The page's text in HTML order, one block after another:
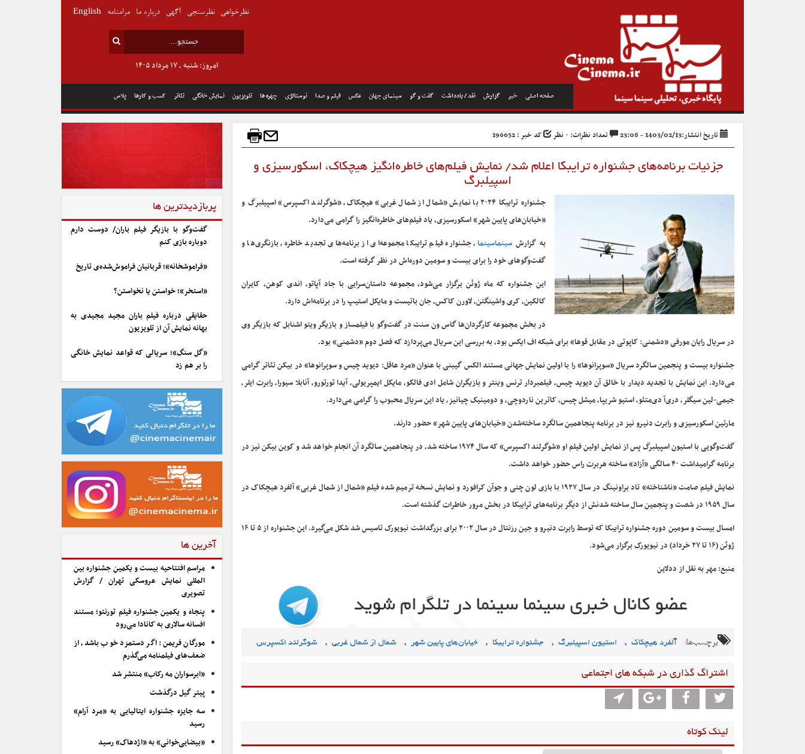
صفحه اصلی خبر گزارش نقد / یادداشت گفت و گو سینمای جهان عکس فیلم و صدا نوستالژی چهره ها تلویزیون نمایش خانگی تئاتر کسب و کارها پلاس
امروز: شنبه , ۱۷ مرداد ۱۴۰۵
نظرخواهی نظرسنجی آگهی درباره ما مرامنامه English
تاریخ انتشار:1403/02/13 - 23:08 تعداد نظرات: ۰ نظر کد خبر : 196652
جزئیات برنامه‌های جشنواره ترایبکا اعلام شد/ نمایش فیلم‌های خاطره‌انگیز هیچکاک، اسکورسیزی و
اسپیلبرگ
جشنواره ترایبکا ۲۰۲۴ با نمایش «شمال از شمال غربی» هیچکاک، «شوگرلند اکسپرس» اسپیلبرگ و
«خیابان‌های پایین شهر» اسکورسیزی، یاد فیلم‌های خاطره‌انگیز را گرامی می‌دارد.
به گزارش سینماسینما، جشنواره فیلم ترایبکا مجموعه‌ای از برنامه‌های تجدید خاطره، بازنگری‌ها و
گفت‌وگوهای خود را برای بیست و سومین دوره‌اش در نظر گرفته است.
این جشنواره که ماه ژوئن برگزار می‌شود، مجموعه داستان‌سرایی با جاد آپاتو، اندی کوهن، کایران
کالکین، کری واشینگتن، لاورن کاکس، جان باتیست و مایکل استیپ را در برنامه‌اش دارد.
در بخش مجموعه کارگردان‌ها گاس ون سنت در گفت‌وگو با فیلمساز و بازیگر ویتو اشنابل که بازیگر وی
در سریال رایان مورفی «دشمنی: کاپوتی در مقابل قوها» برای شبکه اف ایکس بود، به بررسی این سریال می‌پردازد که فصل دوم «دشمنی» بود.
جشنواره بیست و پنجمین سالگرد سریال «سوپرانوها» را با اولین نمایش جهانی مستند الکس گیبنی با عنوان «مرد عاقل: دیوید چیس و سوپرانوها» در بیکن تئاتر گرامی
می‌دارد. این نمایش با تجدید دیدار با خالق آن دیوید چیس، فیلمبردار ترنس وینتر و بازیگران شامل ادی فالکو، مایکل ایمپریولی، آیدا تورتورو، آنابلا سیورا، رابرت ایلر،
جیمی-لین سیگلر، دری‌آ دی‌متئو، استیو شریپا، میشل چیس، کاترین ناردوچی، و دومینیک چیانیز، یاد این سریال محبوب را گرامی می‌دارد.
مارتین اسکورسیزی و رابرت دنیرو نیز در برنامه پنجاهمین سالگرد ساخته‌شدن «خیابان‌های پایین شهر» حضور دارند.
گفت‌وگویی با استیون اسپیلبرگ پس از نمایش اولین فیلم او «شوگرلند اکسپرس» که سال ۱۹۷۴ ساخته شد، در پنجاهمین سالگرد آن انجام خواهد شد و کوین بیکن نیز در
برنامه گرامیداشت ۴۰ سالگی «آزاد» ساخته هربرت راس حضور خواهد داشت.
نمایش فیلم صامت «ناشناخته» تاد براونینگ در سال ۱۹۲۷ با بازی لون چنی و جوآن کرافورد و نمایش نسخه ترمیم شده فیلم «شمال از شمال غربی» آلفرد هیچکاک در
سال ۱۹۵۹ در شصت و پنجمین سال ساخته شدنش از دیگر برنامه‌های ترایبکا در بخش مرور خاطرات گذشته است.
امسال بیست و سومین دوره جشنواره ترایبکا که توسط رابرت دنیرو و جین رزنتال در سال ۲۰۰۲ برای بزرگداشت نیویورک تاسیس شد شکل می‌گیرد. این جشنواره از ۵ تا ۱۶
ژوئن (۱۶ تا ۲۷ خرداد) در نیویورک برگزار می‌شود.
منبع: مهر به نقل از ددلاین
برچسب‌ها: آلفرد هیچکاک , استیون اسپیلبرگ , جشنواره ترایبکا , خیابان‌های پایین شهر , شمال از شمال غربی , شوگرلند اکسپرس
اشتراگ گذاری در شبکه های اجتماعی
لینک کوتاه
پربازدیدترین ها
گفت‌وگو با بازیگر فیلم باران/ دوست دارم
دوباره بازی کنم
«فراموشخانه»؛ قربانیان فراموش‌شده‌ی تاریخ
«استخر»؛ خواستن یا نخواستن؟
حقایقی درباره فیلم باران مجید مجیدی به
بهانه نمایش آن از تلویزیون
«گل سنگ»؛ سریالی که قواعد نمایش خانگی
را بر هم زد
آخرین ها
مراسم افتتاحیه بیست و یکمین جشنواره بین
المللی نمایش عروسکی تهران / گزارش
تصویری
پنجاه و یکمین جشنواره فیلم تورنتو؛ مستند
افسانه سالاری به کانادا می‌رود
مورگان فریمن: اگر دستمزد خوب باشد، از
ضعف‌های فیلمنامه می‌گذرم
«ابرسواران مه رکاب» منتشر شد
پیتر گیل درگذشت
سه جایزه جشنواره ایتالیایی به «مرد آرام»
رسید
«بیضایی‌خوانی» به «اژدهاک» رسید